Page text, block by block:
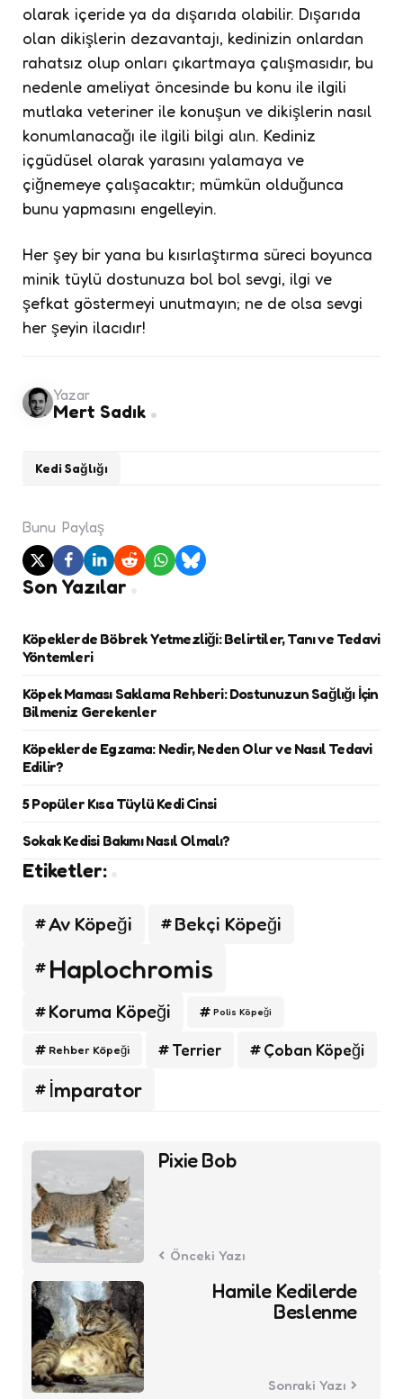
olarak içeride ya da dışarıda olabilir. Dışarıda
olan dikişlerin dezavantajı, kedinizin onlardan
rahatsız olup onları çıkartmaya çalışmasıdır, bu
nedenle ameliyat öncesinde bu konu ile ilgili
mutlaka veteriner ile konuşun ve dikişlerin nasıl
konumlanacağı ile ilgili bilgi alın. Kediniz
içgüdüsel olarak yarasını yalamaya ve
çiğnemeye çalışacaktır; mümkün olduğunca
bunu yapmasını engelleyin.
Her şey bir yana bu kısırlaştırma süreci boyunca
minik tüylü dostunuza bol bol sevgi, ilgi ve
şefkat göstermeyi unutmayın; ne de olsa sevgi
her şeyin ilacıdır!
Kedi Sağlığı
Yazar
Mert Sadık
Bunu Paylaş
Son Yazılar
Köpeklerde Böbrek Yetmezliği: Belirtiler, Tanı ve Tedavi
Yöntemleri
Köpek Maması Saklama Rehberi: Dostunuzun Sağlığı İçin
Bilmeniz Gerekenler
Köpeklerde Egzama: Nedir, Neden Olur ve Nasıl Tedavi
Edilir?
5 Popüler Kısa Tüylü Kedi Cinsi
Sokak Kedisi Bakımı Nasıl Olmalı?
Etiketler:
Av Köpeği Bekçi Köpeği
Haplochromis
Koruma Köpeği Polis Köpeği
Rehber Köpeği Terrier Çoban Köpeği
İmparator
Post
navigation
Pixie Bob
Önceki Yazı
Hamile Kedilerde
Beslenme
Sonraki Yazı